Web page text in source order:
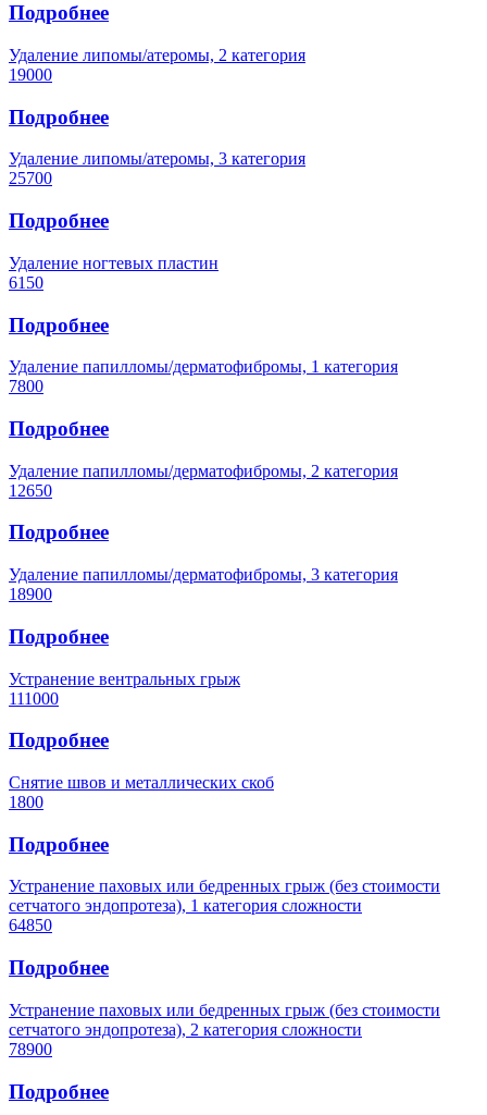
Подробнее
Удаление липомы/атеромы, 2 категория
19000
Подробнее
Удаление липомы/атеромы, 3 категория
25700
Подробнее
Удаление ногтевых пластин
6150
Подробнее
Удаление папилломы/дерматофибромы, 1 категория
7800
Подробнее
Удаление папилломы/дерматофибромы, 2 категория
12650
Подробнее
Удаление папилломы/дерматофибромы, 3 категория
18900
Подробнее
Устранение вентральных грыж
111000
Подробнее
Снятие швов и металлических скоб
1800
Подробнее
Устранение паховых или бедренных грыж (без стоимости
сетчатого эндопротеза), 1 категория сложности
64850
Подробнее
Устранение паховых или бедренных грыж (без стоимости
сетчатого эндопротеза), 2 категория сложности
78900
Подробнее